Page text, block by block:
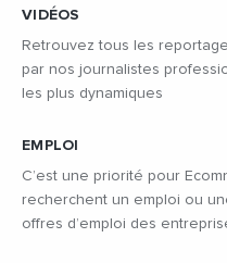
VIDÉOS
Retrouvez tous les
par nos journalistes
les plus dynamiques
EMPLOI
C’est une priorité pour
recherchent un emploi ou
offres d’emploi des